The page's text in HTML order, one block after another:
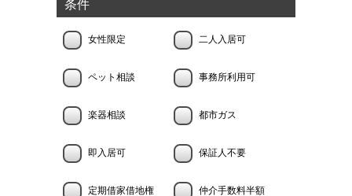
条件
女性限定 二人入居可
ペット相談 事務所利用可
楽器相談 都市ガス
即入居可 保証人不要
定期借家借地権 仲介手数料半額